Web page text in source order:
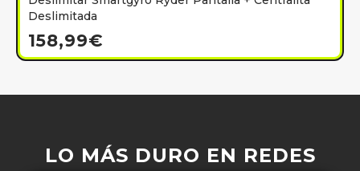
Deslimitada
158,99€
LO MÁS DURO EN REDES